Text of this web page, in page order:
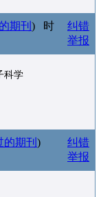
期刊 ) 时
纠错
举报
科学
期刊 )
纠错
举报